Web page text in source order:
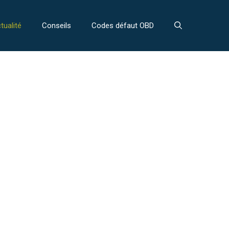
Conseils Codes défaut OBD